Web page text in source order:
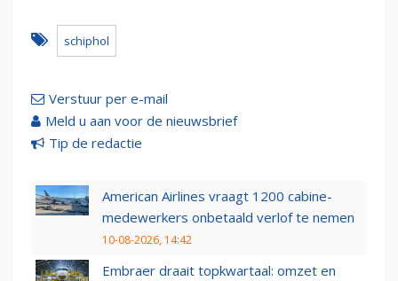
schiphol
Verstuur per e-mail
Meld u aan voor de nieuwsbrief
Tip de redactie
American Airlines vraagt 1200 cabine-
medewerkers onbetaald verlof te nemen
10-08-2026, 14:42
Embraer draait topkwartaal: omzet en